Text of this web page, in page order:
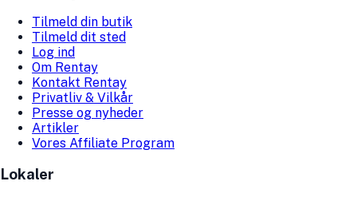
Tilmeld din butik
Tilmeld dit sted
Log ind
Om Rentay
Kontakt Rentay
Privatliv & Vilkår
Presse og nyheder
Artikler
Vores Affiliate Program
Lokaler